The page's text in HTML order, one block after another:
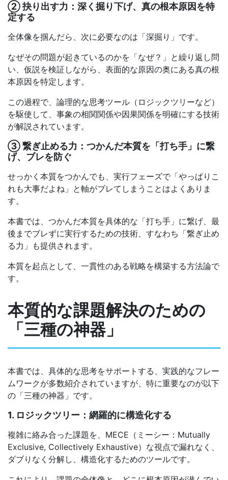
② 抉り出す力：深く掘り下げ、真の根本原因を特
定する
全体像を掴んだら、次に必要なのは「深掘り」です。
なぜその問題が起きているのかを「なぜ？」と繰り返し問
い、仮説を検証しながら、表面的な原因の奥にある真の根
本原因を特定します。
この過程で、論理的な思考ツール（ロジックツリーなど）
を駆使して、事象の相関関係や因果関係を明確にする技術
が解説されています。
③ 繋ぎ止める力：つかんだ本質を「打ち手」に繋
げ、ブレを防ぐ
せっかく本質をつかんでも、実行フェーズで「やっぱりこ
れも大事だよね」と軸がブレてしまうことはよくありま
す。
本書では、つかんだ本質を具体的な「打ち手」に繋げ、最
後までブレずに実行するための技術、すなわち「繋ぎ止め
る力」も提供されます。
本質を起点として、一貫性のある戦略を構築する方法論で
す。
本質的な課題解決のための
「三種の神器」
本書では、具体的な思考をサポートする、実践的なフレー
ムワークが多数紹介されていますが、特に重要なのが以下
の「三種の神器」です。
1. ロジックツリー：網羅的に構造化する
複雑に絡み合った課題を、MECE（ミーシー：Mutually
Exclusive, Collectively Exhaustive）な視点で漏れなく、
ダブりなく分解し、構造化するためのツールです。